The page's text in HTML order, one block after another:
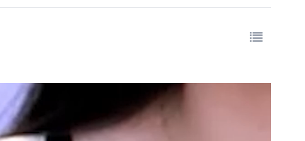
목록